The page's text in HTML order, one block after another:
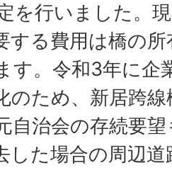
を行いました。
する費用は橋の
す。令和3年に企
のため、新居跨
自治会の存続要
した場合の周辺